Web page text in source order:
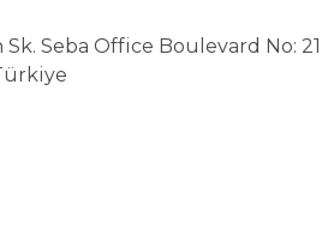
Seba Office Boulevard No: